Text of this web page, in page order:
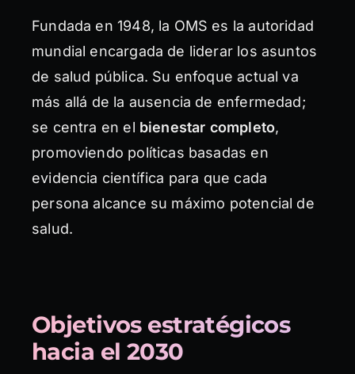
Fundada en 1948, la OMS es la autoridad
mundial encargada de liderar los asuntos
de salud pública. Su enfoque actual va
más allá de la ausencia de enfermedad;
se centra en el bienestar completo,
promoviendo políticas basadas en
evidencia científica para que cada
persona alcance su máximo potencial de
salud.
Objetivos estratégicos
hacia el 2030